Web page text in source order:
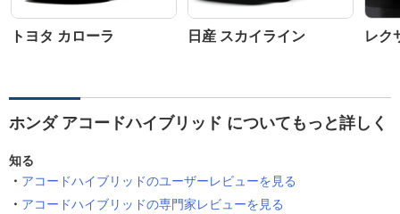
トヨタ カローラ 日産 スカイライン レク
ホンダ アコードハイブリッド についてもっと詳しく
知る
アコードハイブリッドのユーザーレビューを見る
アコードハイブリッドの専門家レビューを見る